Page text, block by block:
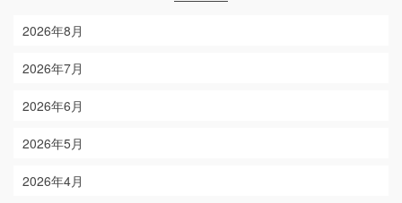
2026年8月
2026年7月
2026年6月
2026年5月
2026年4月